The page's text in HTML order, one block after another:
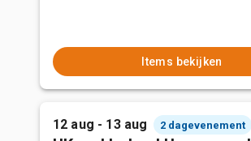
Items bekijken
12 aug - 13 aug 2 dagevenement